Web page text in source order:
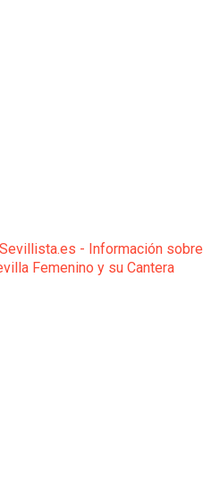
- Información sobre
Femenino y su Cantera